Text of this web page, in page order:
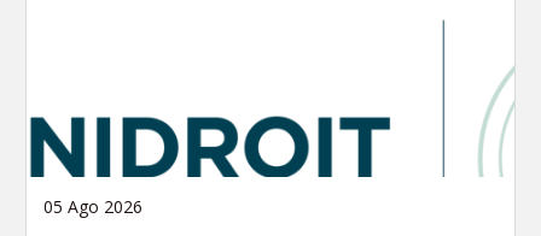
05 Ago 2026